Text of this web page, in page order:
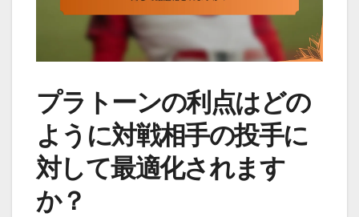
プラトーンの利点はどの
ように対戦相手の投手に
対して最適化されます
か？